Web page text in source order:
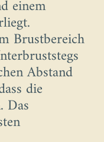
einem
Brustbereich
Abstand
die
Das